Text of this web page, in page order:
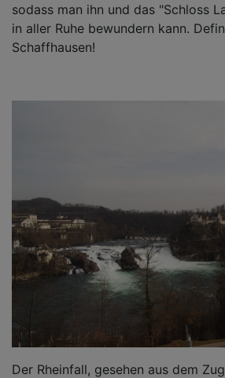
sodass man ihn und das "Schloss
in aller Ruhe bewundern kann.
Schaffhausen!
Der Rheinfall, gesehen aus dem